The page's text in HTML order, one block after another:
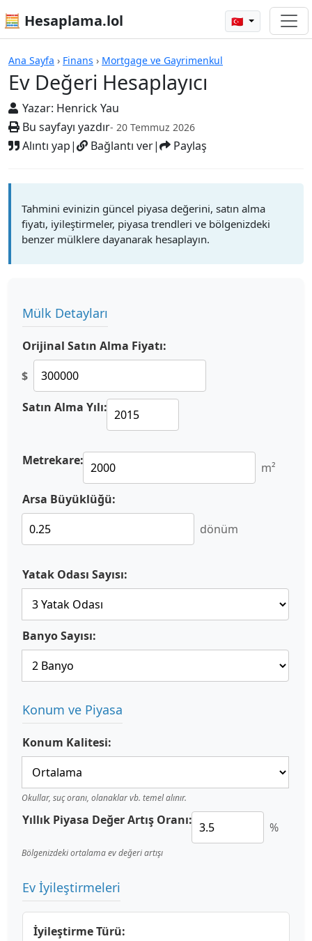
🧮 Hesaplama.lol 🇹🇷
Ana Sayfa › Finans › Mortgage ve Gayrimenkul
Ev Değeri Hesaplayıcı
Yazar: Henrick Yau
Bu sayfayı yazdır- 20 Temmuz 2026
Alıntı yap| Bağlantı ver| Paylaş
Hesap Makineleri
Tahmini evinizin güncel piyasa değerini, satın alma
fiyatı, iyileştirmeler, piyasa trendleri ve bölgenizdeki
benzer mülklere dayanarak hesaplayın.
Mülk Detayları
Orijinal Satın Alma Fiyatı:
$
Satın Alma Yılı:
Metrekare: m²
Arsa Büyüklüğü:
dönüm
Yatak Odası Sayısı:
Banyo Sayısı:
Konum ve Piyasa
Konum Kalitesi:
Okullar, suç oranı, olanaklar vb. temel alınır.
Yıllık Piyasa Değer Artış Oranı: %
Bölgenizdeki ortalama ev değeri artışı
Ev İyileştirmeleri
İyileştirme Türü: